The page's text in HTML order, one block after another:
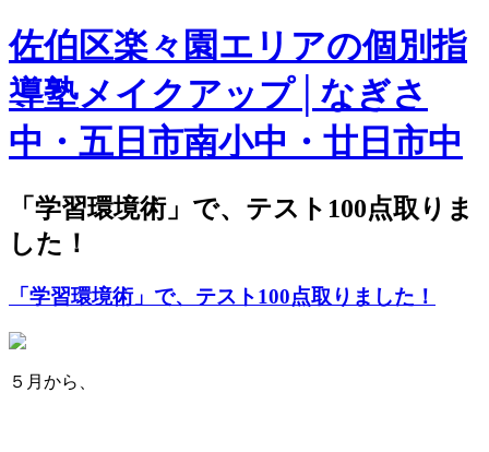
佐伯区楽々園エリアの個別指
導塾メイクアップ│なぎさ
中・五日市南小中・廿日市中
「学習環境術」で、テスト100点取りま
した！
「学習環境術」で、テスト100点取りました！
５月から、